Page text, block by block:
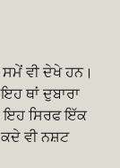
ਵੀ ਦੇਖੇ ਹਨ।
ਥਾਂ ਦੁਬਾਰਾ
ਇਹ ਸਿਰਫ ਇੱਕ
ਵੀ ਨਸ਼ਟ